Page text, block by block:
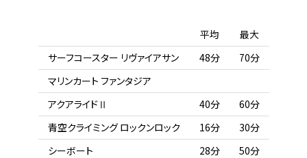
平均
最大
サーフコースター リヴァイアサン
48分
70分
マリンカート ファンタジア
アクアライドⅡ
40分
60分
青空クライミング ロックンロック
16分
30分
シーボート
28分 50分